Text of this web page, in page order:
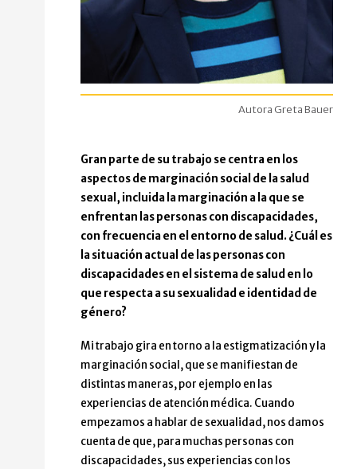
Autora Greta Bauer
Gran parte de su trabajo se centra en los
aspectos de marginación social de la salud
sexual, incluida la marginación a la que se
enfrentan las personas con discapacidades,
con frecuencia en el entorno de salud. ¿Cuál es
la situación actual de las personas con
discapacidades en el sistema de salud en lo
que respecta a su sexualidad e identidad de
género?
Mi trabajo gira en torno a la estigmatización y la
marginación social, que se manifiestan de
distintas maneras, por ejemplo en las
experiencias de atención médica. Cuando
empezamos a hablar de sexualidad, nos damos
cuenta de que, para muchas personas con
discapacidades, sus experiencias con los